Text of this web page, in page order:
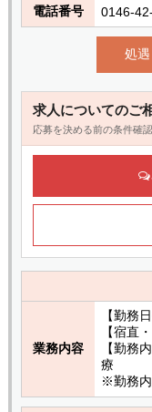
電話番号 0146-
処遇
求人についてのご
応募を決める前の条件確
業務内容
【勤務
【宿
【勤務
※勤務